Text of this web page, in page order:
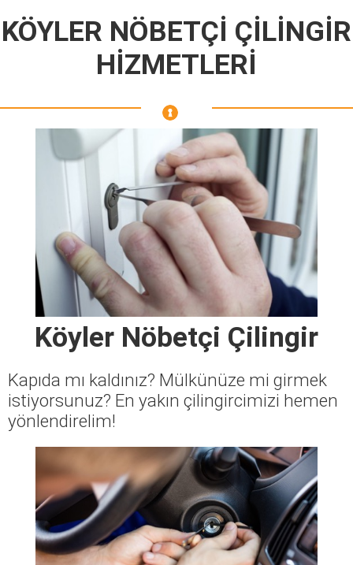
KÖYLER NÖBETÇİ ÇİLİNGİR
HİZMETLERİ
Köyler Nöbetçi Çilingir
Kapıda mı kaldınız? Mülkünüze mi girmek
istiyorsunuz? En yakın çilingircimizi hemen
yönlendirelim!